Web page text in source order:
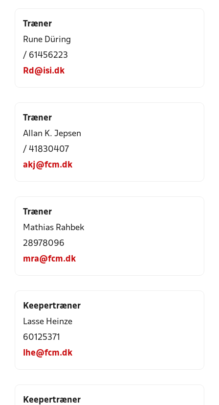
Træner
Rune Düring
/ 61456223
Rd@isi.dk
Træner
Allan K. Jepsen
/ 41830407
akj@fcm.dk
Træner
Mathias Rahbek
28978096
mra@fcm.dk
Keepertræner
Lasse Heinze
60125371
lhe@fcm.dk
Keepertræner